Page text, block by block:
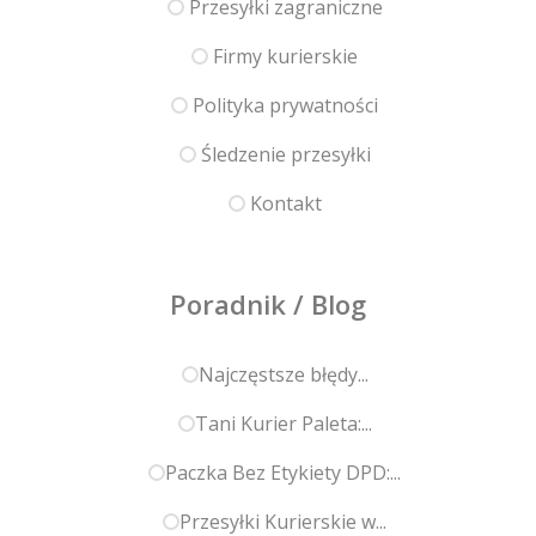
Przesyłki zagraniczne
Firmy kurierskie
Polityka prywatności
Śledzenie przesyłki
Kontakt
Poradnik / Blog
Najczęstsze błędy...
Tani Kurier Paleta:...
Paczka Bez Etykiety DPD:...
Przesyłki Kurierskie w...